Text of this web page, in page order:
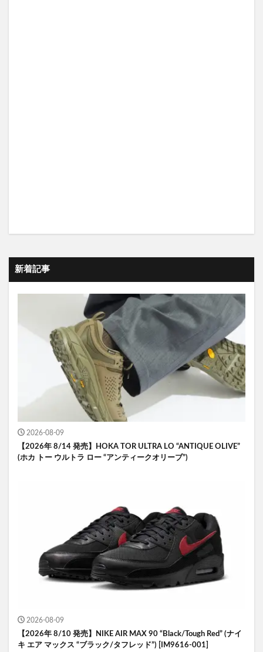
新着記事
2026-08-09
【2026年 8/14 発売】HOKA TOR ULTRA LO “ANTIQUE OLIVE”
(ホカ トー ウルトラ ロー “アンティークオリーブ”)
2026-08-09
【2026年 8/10 発売】NIKE AIR MAX 90 “Black/Tough Red” (ナイ
キ エア マックス “ブラック/タフレッド”) [IM9616-001]